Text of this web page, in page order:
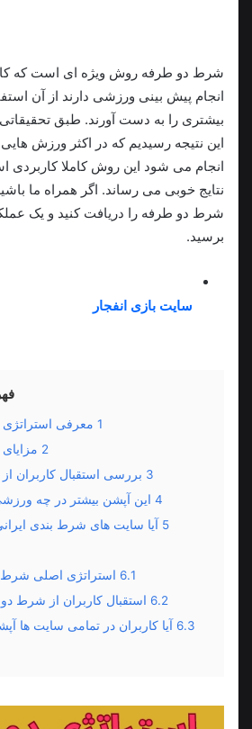
شرط دو طرفه روش ویژه ای است که
انجام پیش بینی ورزشی دارند از آن
بیشتری را به دست آورند. طبق تحقیقاتی
این نتیجه رسیدیم که در اکثر ورزش
انجام می شود این روش کاملا کاربردی
نتایج خوبی می رساند. اگر همراه ما
شرط دو طرفه را دریافت کنید و یک
برسید.
سایت بازی انفجار
1 معرفی
2
3 بررسی استقبال کاربران
4 این آپشن بیشتر در چه
5 آیا سایت های شرط بندی
6.1 استراتژی اصلی
6.2 استقبال کاربران از شرط
6.3 آیا کاربران در تمامی سایت ها